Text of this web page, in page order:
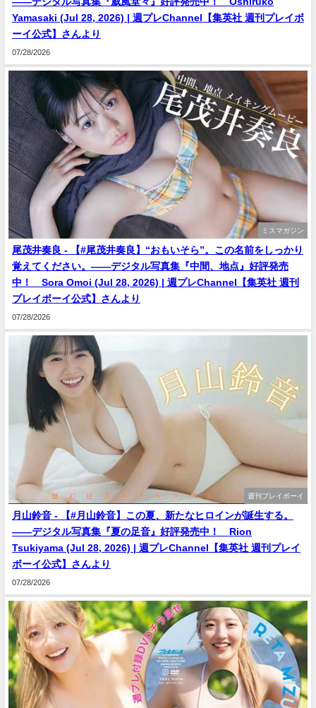
Yamasaki (Jul 28, 2026) | 週プレChannel【集英社 週刊プレイボ
ーイ公式】さんより
07/28/2026
ミスマガジン
尾茂井奏良 - 【#尾茂井奏良】“おもいそら”。この名前をしっかり
覚えてください。――デジタル写真集『中間、地点』好評発売
中！ Sora Omoi (Jul 28, 2026) | 週プレChannel【集英社 週刊
プレイボーイ公式】さんより
07/28/2026
週刊プレイボーイ
月山鈴音 - 【#月山鈴音】この夏、新たなヒロインが誕生する。
――デジタル写真集『夏の足音』好評発売中！ Rion
Tsukiyama (Jul 28, 2026) | 週プレChannel【集英社 週刊プレイ
ボーイ公式】さんより
07/28/2026